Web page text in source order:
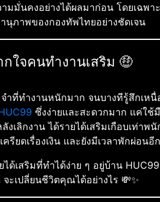
มมั่นคงอย่างได้ผลมาก่อน โดยเฉพ
นุภาพของกองทัพไทยอย่างชัดเจน
กใจคนทำงานเสริม 🤑
ำที่ทำงานหนักมาก จนบางทีรู้สึกเห
ซึ่งง่ายและสะดวกมาก แค่ใช้
งเลิกงาน ได้รายได้เสริมเกือบเท่า
รียดเรื่องเงิน และยังมีเวลาพักผ่อนอี
ด้เสริมที่ทำได้ง่าย ๆ อยู่บ้าน
ะเปลี่ยนชีวิตคุณได้อย่างไร 💸✨